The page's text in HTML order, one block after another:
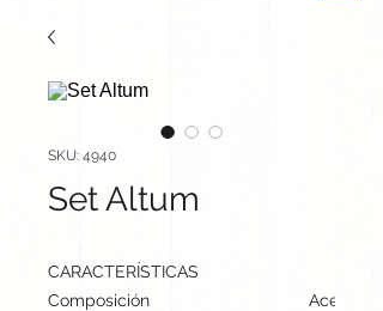
SKU: 4940
Set Altum
CARACTERÍSTICAS
Composición
Acero Inox